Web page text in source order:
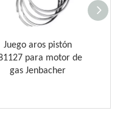
Juego aros pistón
para motor de
gas Jenbacher